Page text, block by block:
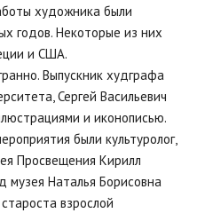
художника были
годов. Некоторые из них
и США.
Выпускник худграфа
Сергей Васильевич
и иконописью.
были культуролог,
Просвещения Кирилл
музея Наталья Борисовна
взрослой